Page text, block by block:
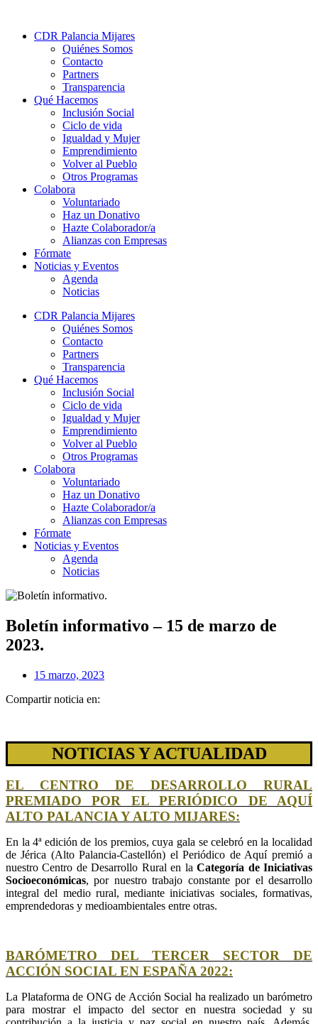
CDR Palancia Mijares
Quiénes Somos
Contacto
Partners
Transparencia
Qué Hacemos
Inclusión Social
Ciclo de vida
Igualdad y Mujer
Emprendimiento
Volver al Pueblo
Otros Programas
Colabora
Voluntariado
Haz un Donativo
Hazte Colaborador/a
Alianzas con Empresas
Fórmate
Noticias y Eventos
Agenda
Noticias
CDR Palancia Mijares
Quiénes Somos
Contacto
Partners
Transparencia
Qué Hacemos
Inclusión Social
Ciclo de vida
Igualdad y Mujer
Emprendimiento
Volver al Pueblo
Otros Programas
Colabora
Voluntariado
Haz un Donativo
Hazte Colaborador/a
Alianzas con Empresas
Fórmate
Noticias y Eventos
Agenda
Noticias
Boletín informativo – 15 de marzo de
2023.
15 marzo, 2023
Compartir noticia en:
NOTICIAS Y ACTUALIDAD
EL CENTRO DE DESARROLLO RURAL
PREMIADO POR EL PERIÓDICO DE AQUÍ
ALTO PALANCIA Y ALTO MIJARES:
En la 4ª edición de los premios, cuya gala se celebró en la localidad
de Jérica (Alto Palancia-Castellón) el Periódico de Aquí premió a
nuestro Centro de Desarrollo Rural en laCategoría de Iniciativas
Socioeconómicas, por nuestro trabajo constante por el desarrollo
integral del medio rural, mediante iniciativas sociales, formativas,
emprendedoras y medioambientales entre otras.
BARÓMETRO DEL TERCER SECTOR DE
ACCIÓN SOCIAL EN ESPAÑA 2022:
La Plataforma de ONG de Acción Social ha realizado un barómetro
para mostrar el impacto del sector en nuestra sociedad y su